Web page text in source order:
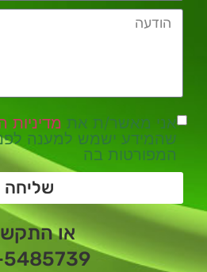
אני מאשר/ת את מדיניות
שהמידע ישמש למענה
המפורטות בה
שליחה
או